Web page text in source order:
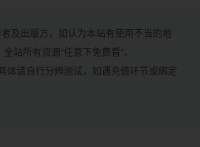
及出版方，如认为本站有使用不当的地
站所有资源“任意下免费看”。
体请自行分辨测试，如遇充值环节或绑定